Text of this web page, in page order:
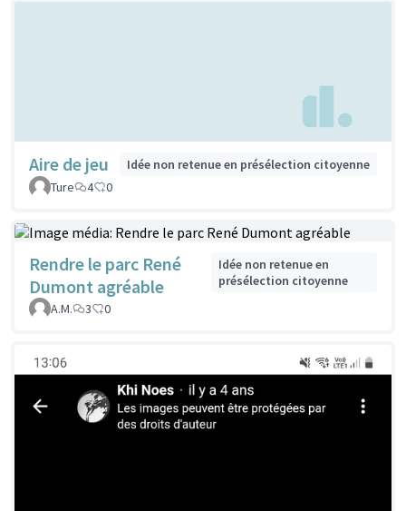
Aire de jeu
Idée non retenue en présélection citoyenne
Ture
4 0
Rendre le parc René
Dumont agréable
Idée non retenue en
présélection citoyenne
A.M.
3 0